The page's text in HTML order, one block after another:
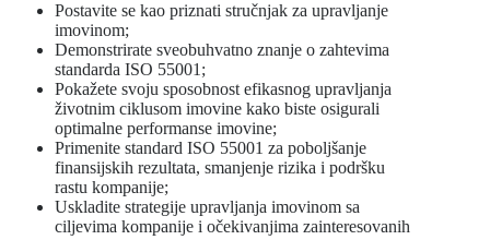
Postavite se kao priznati stručnjak za upravljanje
imovinom;
Demonstrirate sveobuhvatno znanje o zahtevima
standarda ISO 55001;
Pokažete svoju sposobnost efikasnog upravljanja
životnim ciklusom imovine kako biste osigurali
optimalne performanse imovine;
Primenite standard ISO 55001 za poboljšanje
finansijskih rezultata, smanjenje rizika i podršku
rastu kompanije;
Uskladite strategije upravljanja imovinom sa
ciljevima kompanije i očekivanjima zainteresovanih